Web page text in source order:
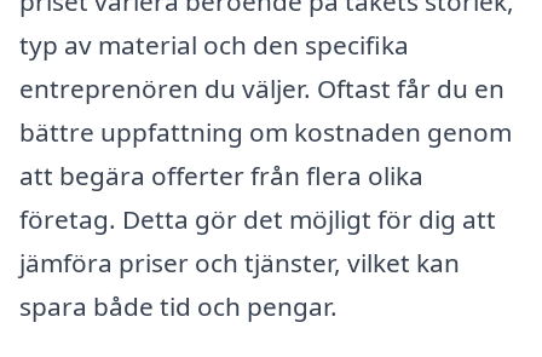
typ av material och den specifika
entreprenören du väljer. Oftast får du en
bättre uppfattning om kostnaden genom
att begära offerter från flera olika
företag. Detta gör det möjligt för dig att
jämföra priser och tjänster, vilket kan
spara både tid och pengar.